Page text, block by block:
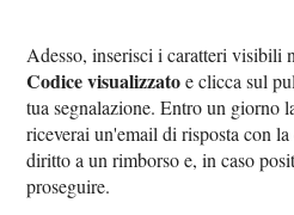
Adesso, inserisci i caratteri visibili
Codice visualizzatoe clicca sul
tua segnalazione. Entro un giorno
riceverai un'email di risposta con
diritto a un rimborso e, in caso
proseguire.